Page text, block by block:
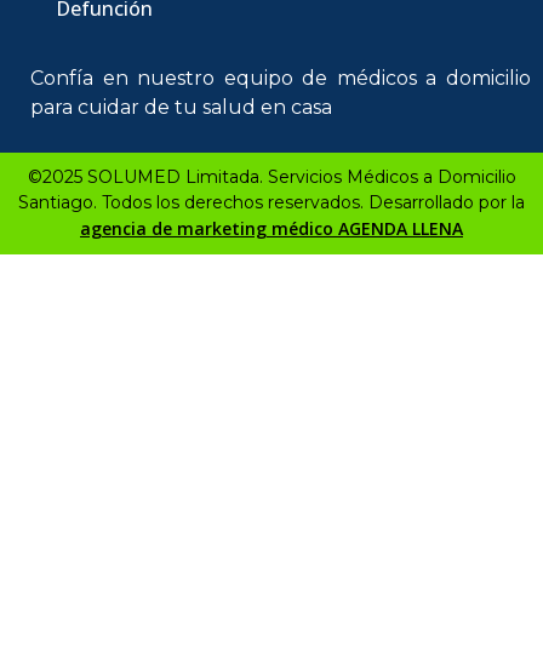
Defunción
Confía en nuestro equipo de médicos a domicilio
para cuidar de tu salud en casa
©2025 SOLUMED Limitada. Servicios Médicos a Domicilio
Santiago. Todos los derechos reservados. Desarrollado por la
agencia de marketing médico AGENDA LLENA